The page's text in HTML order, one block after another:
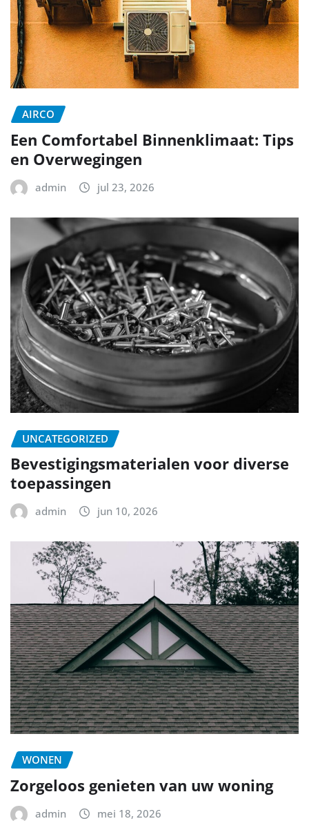
AIRCO
Een Comfortabel Binnenklimaat: Tips
en Overwegingen
admin jul 23, 2026
UNCATEGORIZED
Bevestigingsmaterialen voor diverse
toepassingen
admin jun 10, 2026
WONEN
Zorgeloos genieten van uw woning
admin mei 18, 2026